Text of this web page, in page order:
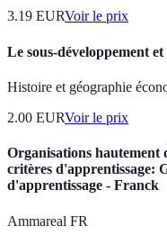
3.19 EURVoir le prix
Le sous-développement et
Histoire et géographie
2.00 EURVoir le prix
Organisations hautement
critères d'apprentissage:
d'apprentissage - Franck
Ammareal FR